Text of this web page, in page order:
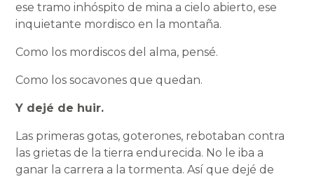
ese tramo inhóspito de mina a cielo abierto, ese
inquietante mordisco en la montaña.
Como los mordiscos del alma, pensé.
Como los socavones que quedan.
Y dejé de huir.
Las primeras gotas, goterones, rebotaban contra
las grietas de la tierra endurecida. No le iba a
ganar la carrera a la tormenta. Así que dejé de